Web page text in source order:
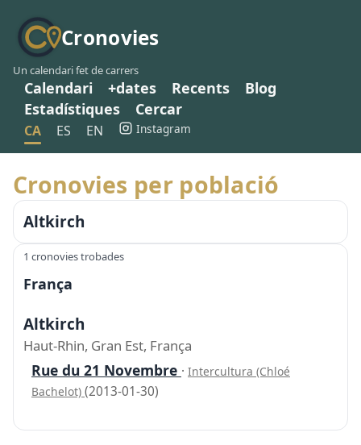
Cronovies
Un calendari fet de carrers
Calendari +dates Recents
Blog
Estadístiques
Cercar
CA ES EN Instagram
Cronovies per població
Altkirch
1 cronovies trobades
França
Altkirch
Haut-Rhin, Gran Est, França
Rue du 21 Novembre · Intercultura (Chloé
Bachelot) (2013-01-30)